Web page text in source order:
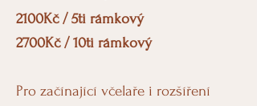
2100Kč / 5ti rámkový
2700Kč / 10ti rámkový
Pro začínající včelaře i rozšíření